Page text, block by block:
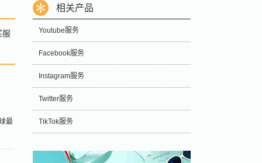
服
最
相关产品
Youtube服务
Facebook服务
Instagram服务
Twitter服务
TikTok服务